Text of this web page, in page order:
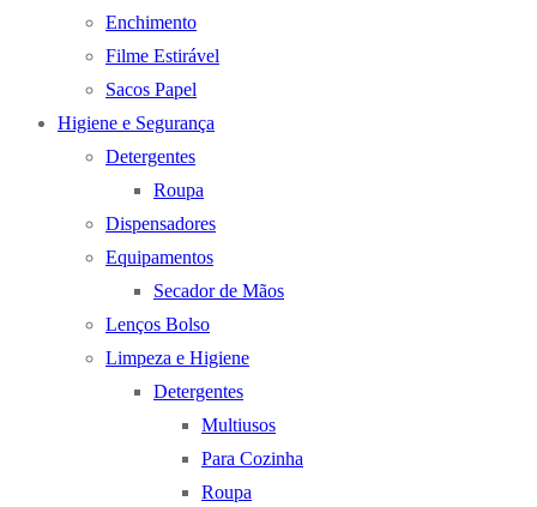
Enchimento
Filme Estirável
Sacos Papel
Higiene e Segurança
Detergentes
Roupa
Dispensadores
Equipamentos
Secador de Mãos
Lenços Bolso
Limpeza e Higiene
Detergentes
Multiusos
Para Cozinha
Roupa